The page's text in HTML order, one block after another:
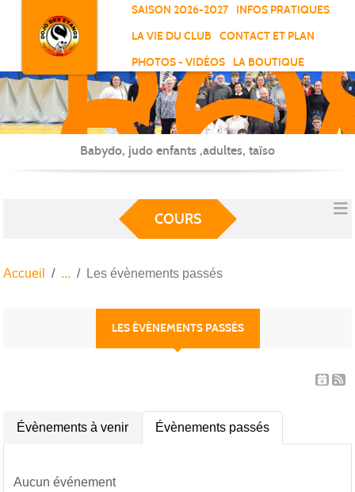
SAISON 2026-2027
INFOS PRATIQUES
LA VIE DU CLUB
CONTACT ET PLAN
PHOTOS - VIDÉOS
LA BOUTIQUE
-
-
Babydo, judo enfants ,adultes, taïso
COURS
Accueil Les évènements passés
LES ÉVÈNEMENTS PASSÉS
Évènements à venir Évènements passés
Aucun événement
Panneau de gestion des cookies